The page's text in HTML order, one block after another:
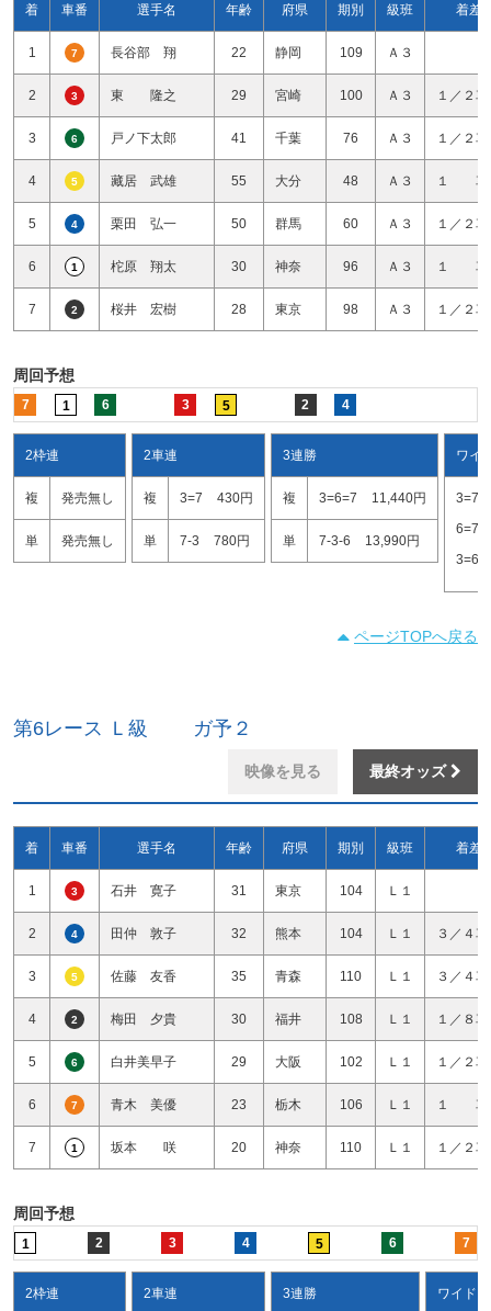
着 車番 選手名 年齢 府県 期別 級班 着差
1 7 長谷部 翔 22 静岡 109 Ａ３
2 3 東 隆之 29 宮崎 100 Ａ３ １／２
3 6 戸ノ下太郎 41 千葉 76 Ａ３ １／２
4 5 藏居 武雄 55 大分 48 Ａ３ １ 車
5 4 栗田 弘一 50 群馬 60 Ａ３ １／２
6 1 柁原 翔太 30 神奈 96 Ａ３ １ 車
7 2 桜井 宏樹 28 東京 98 Ａ３ １／２
周回予想
7 1 6 3 5 2 4
2枠連
複 発売無し
単 発売無し
2車連
複 3=7 430円
単 7-3 780円
3連勝
複 3=6=7 11,440円
単 7-3-6 13,990円
ワイ
3=7
6=7
3=6
ページTOPへ戻る
第6レース Ｌ級 ガ予２
映像を見る 最終オッズ
着 車番 選手名 年齢 府県 期別 級班 着差
1 3 石井 寛子 31 東京 104 Ｌ１
2 4 田仲 敦子 32 熊本 104 Ｌ１ ３／４
3 5 佐藤 友香 35 青森 110 Ｌ１ ３／４
4 2 梅田 夕貴 30 福井 108 Ｌ１ １／８
5 6 白井美早子 29 大阪 102 Ｌ１ １／２
6 7 青木 美優 23 栃木 106 Ｌ１ １ 車
7 1 坂本 咲 20 神奈 110 Ｌ１ １／２
周回予想
1 2 3 4 5 6 7
2枠連 2車連 3連勝 ワイド